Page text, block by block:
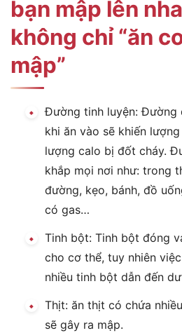
bạn mập lên
không chỉ “ăn
mập”
Đường tinh luyện: Đường
khi ăn vào sẽ khiến
lượng calo bị đốt cháy.
khắp mọi nơi như: trong
đường, kẹo, bánh, đồ
có gas…
Tinh bột: Tinh bột đóng
cho cơ thể, tuy nhiên
nhiều tinh bột dẫn đến
Thịt: ăn thịt có chứa
sẽ gây ra mập.